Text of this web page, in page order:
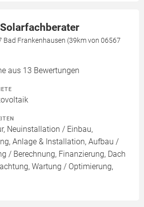
Bad Frankenhausen (39km von 06567
aus 13 Bewertungen
Neuinstallation / Einbau,
Anlage & Installation, Aufbau /
/ Berechnung, Finanzierung, Dach
Wartung / Optimierung,